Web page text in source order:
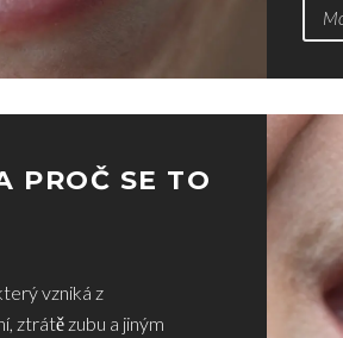
PROČ SE TO
vzniká z
ztrátě zubu a jiným